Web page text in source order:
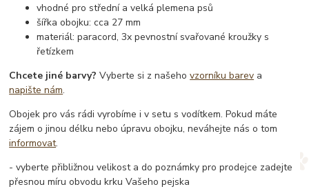
vhodné pro střední a velká plemena psů
šířka obojku: cca 27 mm
materiál: paracord, 3x pevnostní svařované kroužky s
řetízkem
Chcete jiné barvy? Vyberte si z našehovzorníku barev a
napište nám.
Obojek pro vás rádi vyrobíme i v setu s vodítkem. Pokud máte
zájem o jinou délku nebo úpravu obojku, neváhejte nás o tom
informovat.
- vyberte přibližnou velikost a do poznámky pro prodejce zadejte
přesnou míru obvodu krku Vašeho pejska